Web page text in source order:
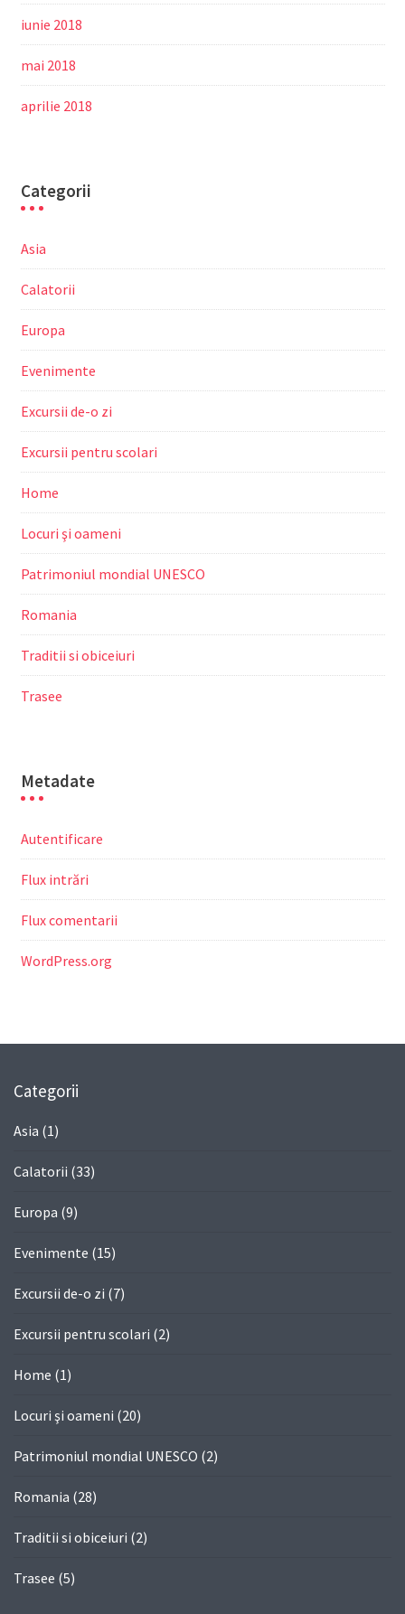
iunie 2018
mai 2018
aprilie 2018
Categorii
Asia
Calatorii
Europa
Evenimente
Excursii de-o zi
Excursii pentru scolari
Home
Locuri şi oameni
Patrimoniul mondial UNESCO
Romania
Traditii si obiceiuri
Trasee
Metadate
Autentificare
Flux intrări
Flux comentarii
WordPress.org
Categorii
Asia (1)
Calatorii (33)
Europa (9)
Evenimente (15)
Excursii de-o zi (7)
Excursii pentru scolari (2)
Home (1)
Locuri şi oameni (20)
Patrimoniul mondial UNESCO (2)
Romania (28)
Traditii si obiceiuri (2)
Trasee (5)